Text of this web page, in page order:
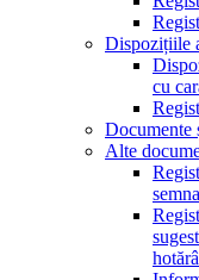
Dispozițiile
cu
Documente
Alte